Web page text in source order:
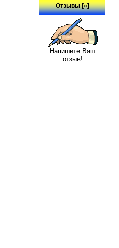
Отзывы [»]
Напишите Ваш
отзыв!